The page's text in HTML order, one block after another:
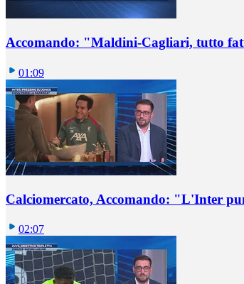
Accomando: "Maldini-Cagliari, tutto
01:09
Calciomercato, Accomando: "L'Inter
02:07